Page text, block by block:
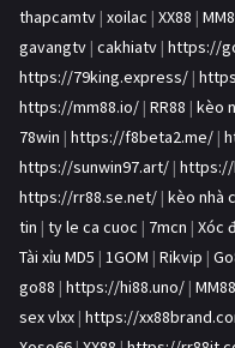
thapcamtv | xoilac | XX88 |
gavangtv | cakhiatv | https://
https://79king.express/ |
https://mm88.io/ | RR88 | kèo
78win | https://f8beta2.me/ |
https://sunwin97.art/ |
https://rr88.se.net/ | kèo nhà
tin | ty le ca cuoc | 7mcn | Xóc
Tài xỉu MD5 | 1GOM | Rikvip |
go88 | https://hi88.uno/ | MM88
sex vlxx | https://